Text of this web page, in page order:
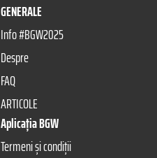
GENERALE
Info #BGW2025
Despre
FAQ
ARTICOLE
Aplicația BGW
Termeni și condiții